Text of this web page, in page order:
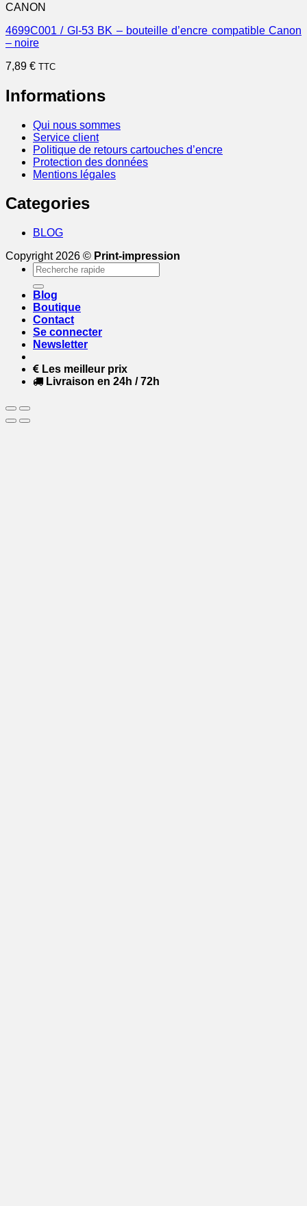
CANON
4699C001 / GI-53 BK – bouteille d’encre compatible Canon
– noire
7,89 € TTC
Informations
Qui nous sommes
Service client
Politique de retours cartouches d’encre
Protection des données
Mentions légales
Categories
BLOG
Copyright 2026 © Print-impression
Recherche
pour :
Blog
Boutique
Contact
Se connecter
Newsletter
Les meilleur prix
Livraison en 24h / 72h